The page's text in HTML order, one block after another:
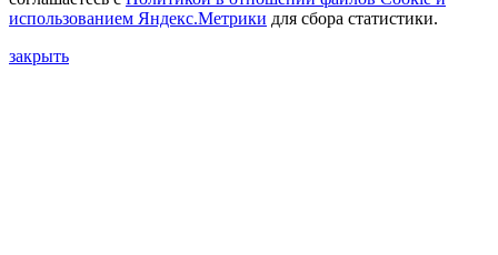
использованием Яндекс.Метрики для сбора статистики.
закрыть